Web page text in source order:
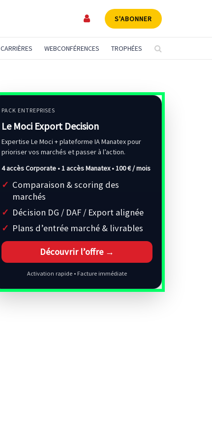
S'ABONNER
CARRIÈRES WEBCONFÉRENCES TROPHÉES
PACK ENTREPRISES
Le Moci Export Decision
Expertise Le Moci + plateforme IA Manatex pour
prioriser vos marchés et passer à l’action.
4 accès Corporate • 1 accès Manatex •100 € / mois
Comparaison & scoring des
marchés
Décision DG / DAF / Export alignée
Plans d’entrée marché & livrables
Découvrir l’offre →
Activation rapide • Facture immédiate